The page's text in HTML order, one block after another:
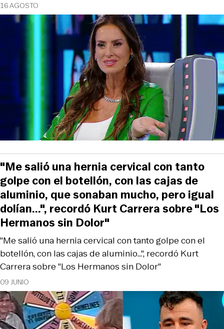
16 AGOSTO
09 JUNIO
"Me salió una hernia cervical con tanto golpe con el
botellón, con las cajas de aluminio...", recordó Kurt
Carrera sobre "Los Hermanos sin Dolor"
"Me salió una hernia cervical con tanto
golpe con el botellón, con las cajas de
aluminio, que sonaban mucho, pero igual
dolían...", recordó Kurt Carrera sobre "Los
Hermanos sin Dolor"